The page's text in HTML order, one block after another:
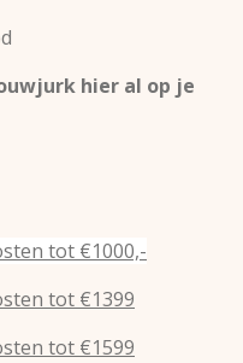
hier al op je
tot €1000,-
tot €1399
tot €1599